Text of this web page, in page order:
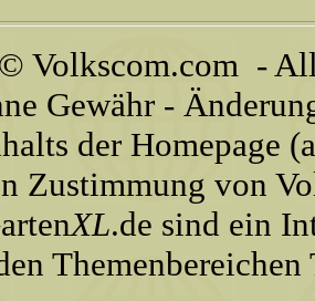
Volkscom.com -
Gewähr -
der Homepage
Zustimmung von
XL.de sind ein